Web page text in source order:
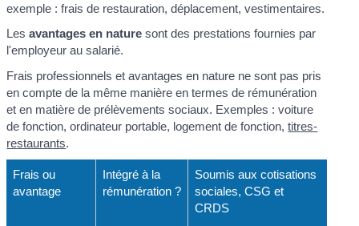
exemple : frais de restauration, déplacement, vestimentaires.
Lesavantages en nature sont des prestations fournies par
l'employeur au salarié.
Frais professionnels et avantages en nature ne sont pas pris
en compte de la même manière en termes de rémunération
et en matière de prélèvements sociaux. Exemples : voiture
de fonction, ordinateur portable, logement de fonction,titres-
restaurants.
Frais ou
avantage
Intégré à la
rémunération ?
Soumis aux cotisations
sociales, CSG et
CRDS